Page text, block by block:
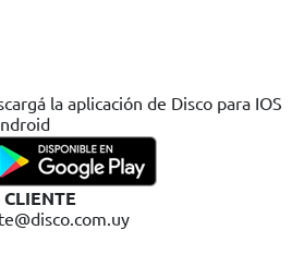
la aplicación de Disco para IOS